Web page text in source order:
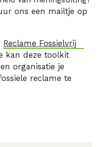
ons een mailtje op
Reclame Fossielvrij
kan deze toolkit
organisatie je
reclame te